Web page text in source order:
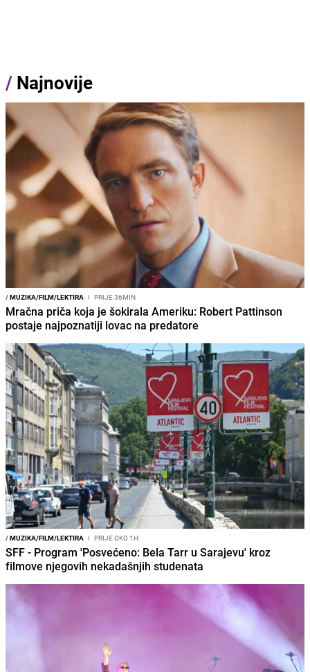
/ Najnovije
/MUZIKA/FILM/LEKTIRA I PRIJE 36MIN
Mračna priča koja je šokirala Ameriku: Robert Pattinson
postaje najpoznatiji lovac na predatore
/MUZIKA/FILM/LEKTIRA I PRIJE OKO 1H
SFF - Program 'Posvećeno: Bela Tarr u Sarajevu' kroz
filmove njegovih nekadašnjih studenata